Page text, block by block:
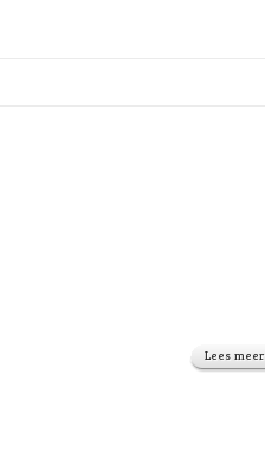
Lees meer